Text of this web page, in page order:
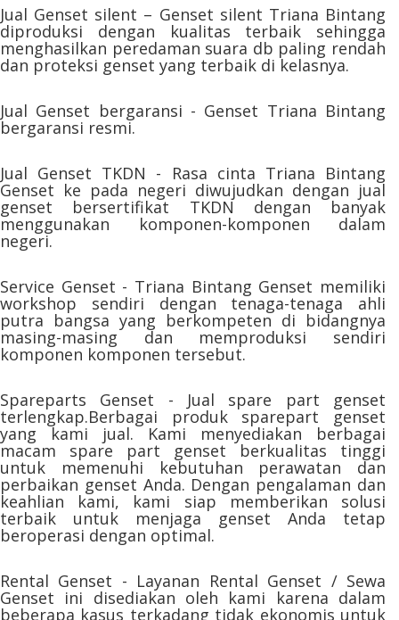
Jual Genset silent – Genset silent Triana Bintang
diproduksi dengan kualitas terbaik sehingga
menghasilkan peredaman suara db paling rendah
dan proteksi genset yang terbaik di kelasnya.
Jual Genset bergaransi - Genset Triana Bintang
bergaransi resmi.
Jual Genset TKDN - Rasa cinta Triana Bintang
Genset ke pada negeri diwujudkan dengan jual
genset bersertifikat TKDN dengan banyak
menggunakan komponen-komponen dalam
negeri.
Service Genset - Triana Bintang Genset memiliki
workshop sendiri dengan tenaga-tenaga ahli
putra bangsa yang berkompeten di bidangnya
masing-masing dan memproduksi sendiri
komponen komponen tersebut.
Spareparts Genset - Jual spare part genset
terlengkap.Berbagai produk sparepart genset
yang kami jual. Kami menyediakan berbagai
macam spare part genset berkualitas tinggi
untuk memenuhi kebutuhan perawatan dan
perbaikan genset Anda. Dengan pengalaman dan
keahlian kami, kami siap memberikan solusi
terbaik untuk menjaga genset Anda tetap
beroperasi dengan optimal.
Rental Genset - Layanan Rental Genset / Sewa
Genset ini disediakan oleh kami karena dalam
beberapa kasus terkadang tidak ekonomis untuk